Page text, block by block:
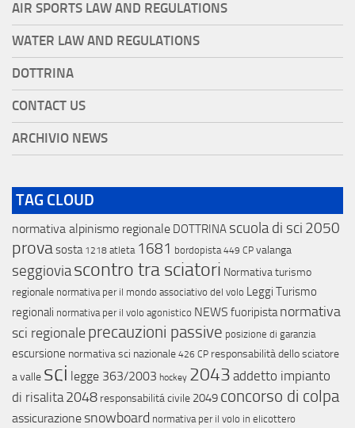
AIR SPORTS LAW AND REGULATIONS
WATER LAW AND REGULATIONS
DOTTRINA
CONTACT US
ARCHIVIO NEWS
TAG CLOUD
normativa alpinismo regionale DOTTRINA scuola di sci 2050
provasosta 1218 atleta 1681 bordopista 449 CP valanga
seggioviascontro tra sciatori Normativa turismo
regionale normativa per il mondo associativo del volo Leggi Turismo
regionali normativa per il volo agonistico NEWS fuoripista normativa
sci regionaleprecauzioni passive posizione di garanzia
escursione normativa sci nazionale 426 CP responsabilità dello sciatore
a valle sci legge 363/2003 hockey 2043 addetto impianto
di risalita 2048 responsabilitá civile 2049 concorso di colpa
assicurazione snowboard normativa per il volo in elicottero